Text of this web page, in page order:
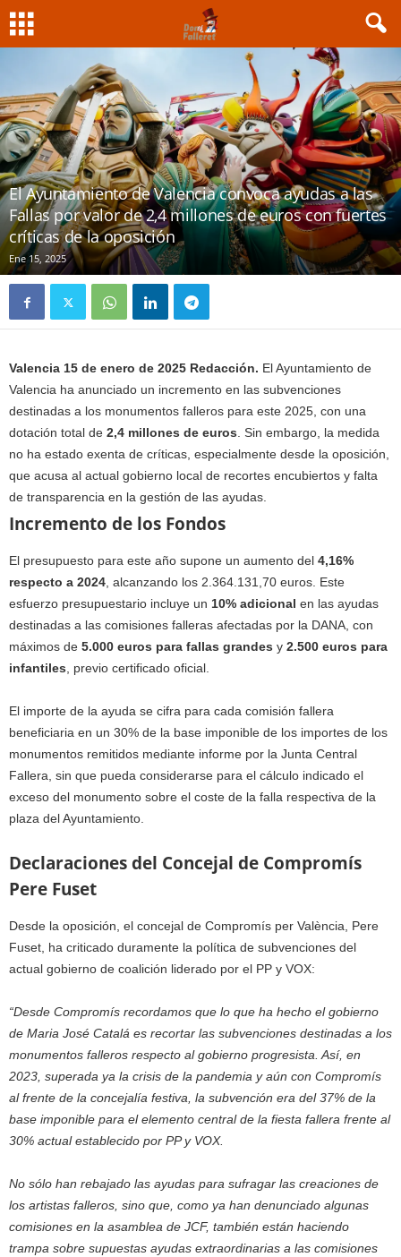
El Ayuntamiento de Valencia convoca ayudas a las
Fallas por valor de 2,4 millones de euros con fuertes
críticas de la oposición
Ene 15, 2025
Valencia 15 de enero de 2025 Redacción. El Ayuntamiento de
Valencia ha anunciado un incremento en las subvenciones
destinadas a los monumentos falleros para este 2025, con una
dotación total de 2,4 millones de euros. Sin embargo, la medida
no ha estado exenta de críticas, especialmente desde la oposición,
que acusa al actual gobierno local de recortes encubiertos y falta
de transparencia en la gestión de las ayudas.
Incremento de los Fondos
El presupuesto para este año supone un aumento del 4,16%
respecto a 2024, alcanzando los 2.364.131,70 euros. Este
esfuerzo presupuestario incluye un 10% adicional en las ayudas
destinadas a las comisiones falleras afectadas por la DANA, con
máximos de 5.000 euros para fallas grandes y 2.500 euros para
infantiles, previo certificado oficial.
El importe de la ayuda se cifra para cada comisión fallera
beneficiaria en un 30% de la base imponible de los importes de los
monumentos remitidos mediante informe por la Junta Central
Fallera, sin que pueda considerarse para el cálculo indicado el
exceso del monumento sobre el coste de la falla respectiva de la
plaza del Ayuntamiento.
Declaraciones del Concejal de Compromís
Pere Fuset
Desde la oposición, el concejal de Compromís per València, Pere
Fuset, ha criticado duramente la política de subvenciones del
actual gobierno de coalición liderado por el PP y VOX:
“Desde Compromís recordamos que lo que ha hecho el gobierno
de Maria José Catalá es recortar las subvenciones destinadas a los
monumentos falleros respecto al gobierno progresista. Así, en
2023, superada ya la crisis de la pandemia y aún con Compromís
al frente de la concejalía festiva, la subvención era del 37% de la
base imponible para el elemento central de la fiesta fallera frente al
30% actual establecido por PP y VOX.
No sólo han rebajado las ayudas para sufragar las creaciones de
los artistas falleros, sino que, como ya han denunciado algunas
comisiones en la asamblea de JCF, también están haciendo
trampa sobre supuestas ayudas extraordinarias a las comisiones